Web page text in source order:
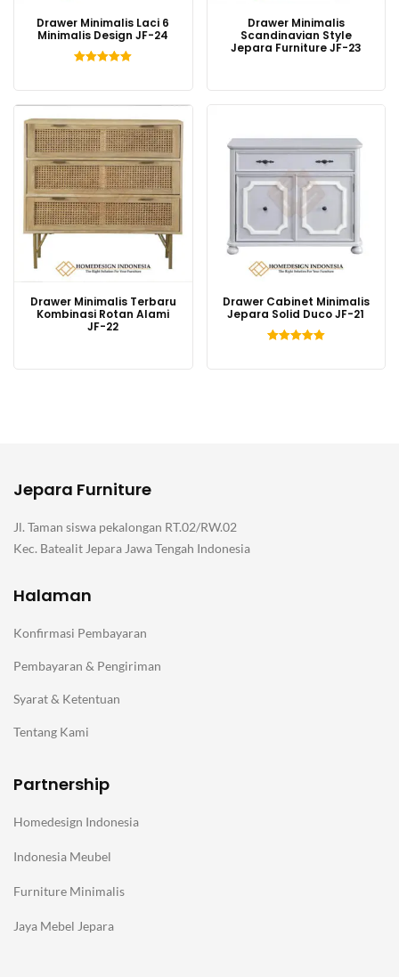
Drawer Minimalis Laci 6
Minimalis Design JF-24
dari 5
Drawer Minimalis
Scandinavian Style
Jepara Furniture JF-23
Drawer Minimalis Terbaru
Kombinasi Rotan Alami
JF-22
Drawer Cabinet Minimalis
Jepara Solid Duco JF-21
dari 5
Jepara Furniture
Jl. Taman siswa pekalongan RT.02/RW.02
Kec. Batealit Jepara Jawa Tengah Indonesia
Halaman
Konfirmasi Pembayaran
Pembayaran & Pengiriman
Syarat & Ketentuan
Tentang Kami
Partnership
Homedesign Indonesia
Indonesia Meubel
Furniture Minimalis
Jaya Mebel Jepara